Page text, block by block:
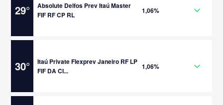
29°
Absolute Delfos Prev Itaú Master
FIF RF CP RL
1,06%
30°
Itaú Private Flexprev Janeiro RF LP
FIF DA CI...
1,06%